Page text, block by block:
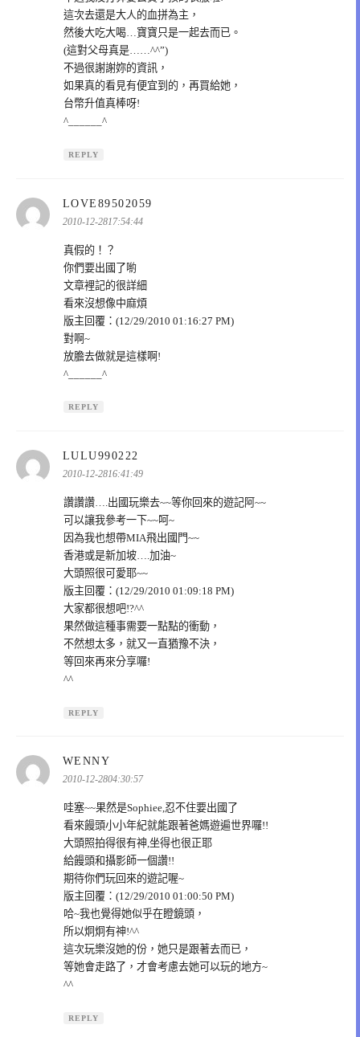
這次去還是大人的血拼為主，
然後大吃大喝…寶寶只是一起去而已。
(這對父母真是……^^”)
不過很謝謝妳的資訊，
如果真的看見有便宜到的，再買給她，
台幣升值真棒呀!
^______^
REPLY
LOVE89502059
2010-12-2817:54:44
真假的！？
你們要出國了喲
文章裡記的很詳細
看來沒想像中麻煩
版主回覆：(12/29/2010 01:16:27 PM)
對啊~
放膽去做就是這樣啊!
^______^
REPLY
LULU990222
示:
2010-12-2816:41:49
讚讚讚….出國玩樂去~~等你回來的遊記阿~~
可以讓我參考一下~~呵~
因為我也想帶MIA飛出國門~~
香港或是新加坡….加油~
大頭照很可愛耶~~
版主回覆：(12/29/2010 01:09:18 PM)
大家都很想吧!?^^
果然做這種事需要一點點的衝動，
不然想太多，就又一直猶豫不決，
等回來再來分享囉!
^^
REPLY
WENNY
示:
2010-12-2804:30:57
哇塞~~果然是Sophiee,忍不住要出國了
看來饅頭小小年紀就能跟著爸媽遊遍世界囉!!
大頭照拍得很有神,坐得也很正耶
給饅頭和攝影師一個讚!!
期待你們玩回來的遊記喔~
版主回覆：(12/29/2010 01:00:50 PM)
哈~我也覺得她似乎在瞪鏡頭，
所以炯炯有神!^^
這次玩樂沒她的份，她只是跟著去而已，
等她會走路了，才會考慮去她可以玩的地方~
^^
REPLY